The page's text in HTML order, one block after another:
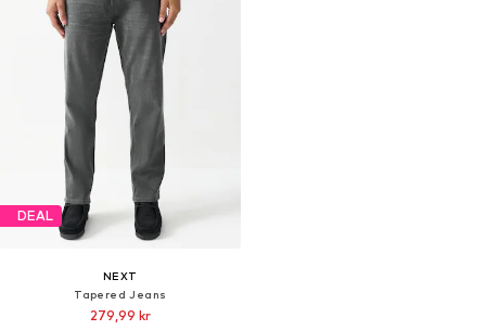
DEAL
NEXT
Tapered Jeans
279,99 kr